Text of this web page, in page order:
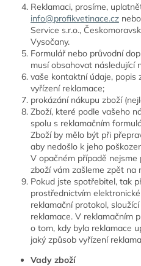
Reklamaci, prosíme,
info@profikvetinace.cz
Service s.r.o.,
Vysočany.
Formulář nebo průvodní
musí obsahovat následující
vaše kontaktní údaje, popis
vyřízení reklamace;
prokázání nákupu zboží
Zboží, které podle vašeho
spolu s reklamačním
Zboží by mělo být při
aby nedošlo k jeho
V opačném případě
zboží vám zašleme zpět na
Pokud jste spotřebitel, tak
prostřednictvím
reklamační protokol,
reklamace. V reklamačním
o tom, kdy byla reklamace
jaký způsob vyřízení
Vady zboží